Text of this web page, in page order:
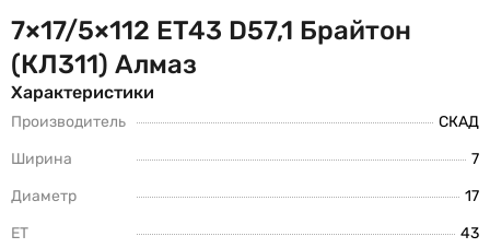
7×17/5×112 ET43 D57,1 Брайтон
(КЛ311) Алмаз
Характеристики
Производитель
СКАД
Ширина
7
Диаметр
17
ET
43